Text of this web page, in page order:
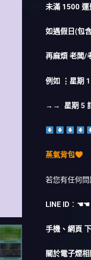
未滿 1500 運
如遇假日(包
再麻煩 老闆/
例如 ⋮星期 1
→→ 星期 5
蒸氣背包
若您有任何
LINE ID ： ☚☚
手機、網頁
關於電子煙
數